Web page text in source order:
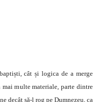
cât și logica de a merge
multe materiale, parte dintre
decât să-l rog pe Dumnezeu, ca